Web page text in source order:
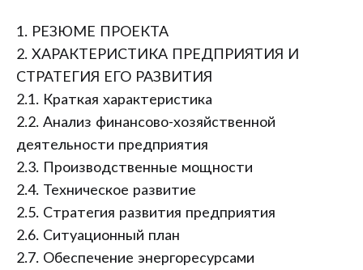
1. РЕЗЮМЕ ПРОЕКТА
2. ХАРАКТЕРИСТИКА ПРЕДПРИЯТИЯ И
СТРАТЕГИЯ ЕГО РАЗВИТИЯ
2.1. Краткая характеристика
2.2. Анализ финансово-хозяйственной
деятельности предприятия
2.3. Производственные мощности
2.4. Техническое развитие
2.5. Стратегия развития предприятия
2.6. Ситуационный план
2.7. Обеспечение энергоресурсами